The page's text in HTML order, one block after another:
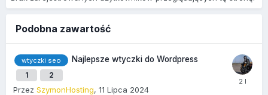
Podobna zawartość
wtyczki seo Najlepsze wtyczki do Wordpress
1 2
Przez SzymonHosting, 11 Lipca 2024